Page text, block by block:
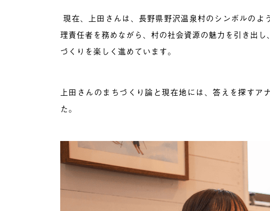
現在、上田さんは、長野県野沢温泉村のシンボルのよ
理責任者を務めながら、村の社会資源の魅力を引き出
づくりを楽しく進めています。
上田さんのまちづくり論と現在地には、答えを探すア
た。